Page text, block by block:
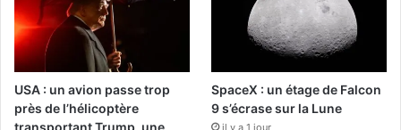
USA : un avion passe trop
près de l’hélicoptère
transportant Trump, une
SpaceX : un étage de Falcon
9 s’écrase sur la Lune
il y a 1 jour